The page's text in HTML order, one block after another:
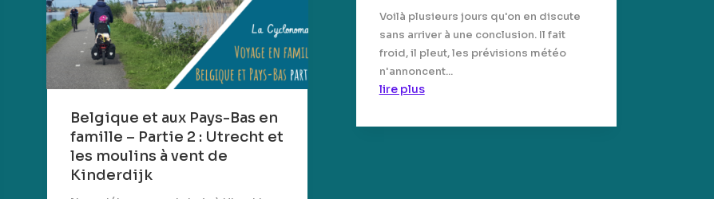
Belgique et aux Pays-Bas en
famille – Partie 2 : Utrecht et
les moulins à vent de
Kinderdijk
Voilà plusieurs jours qu'on en discute
sans arriver à une conclusion. Il fait
froid, il pleut, les prévisions météo
n'annoncent...
lire plus